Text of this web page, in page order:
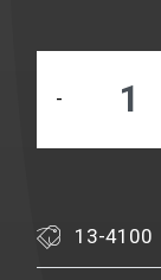
-
13-4100